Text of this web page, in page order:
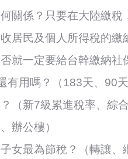
關係？只要在大陸繳稅
居民及個人所得稅的繳
就一定要給台幹繳納社
有用嗎？（183天、90
（新7級累進稅率、綜
辦公樓）
女最為節稅？（轉讓、